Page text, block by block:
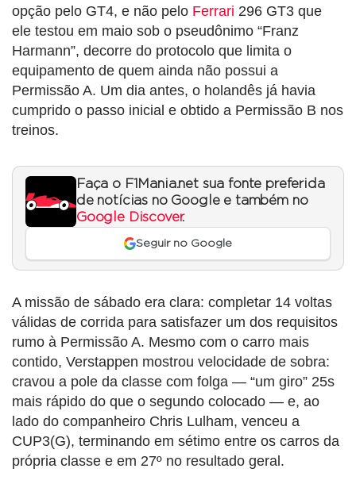
opção pelo GT4, e não pelo Ferrari 296 GT3 que
ele testou em maio sob o pseudônimo “Franz
Harmann”, decorre do protocolo que limita o
equipamento de quem ainda não possui a
Permissão A. Um dia antes, o holandês já havia
cumprido o passo inicial e obtido a Permissão B nos
treinos.
Faça o F1Mania.net sua fonte preferida
de notícias no Google e também no
Google Discover.
Seguir no Google
A missão de sábado era clara: completar 14 voltas
válidas de corrida para satisfazer um dos requisitos
rumo à Permissão A. Mesmo com o carro mais
contido, Verstappen mostrou velocidade de sobra:
cravou a pole da classe com folga — “um giro” 25s
mais rápido do que o segundo colocado — e, ao
lado do companheiro Chris Lulham, venceu a
CUP3(G), terminando em sétimo entre os carros da
própria classe e em 27º no resultado geral.